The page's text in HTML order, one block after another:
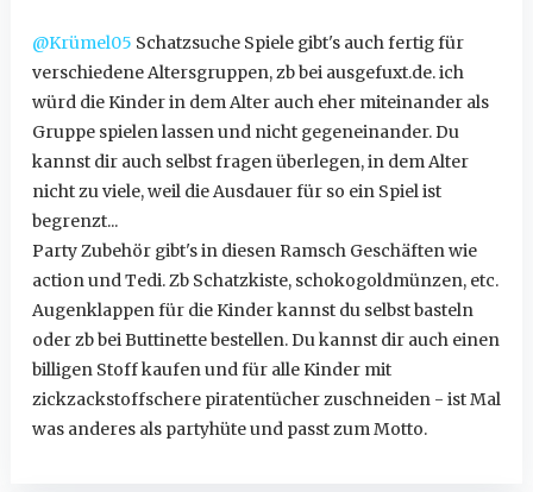
@Krümel05 Schatzsuche Spiele gibt's auch fertig für
verschiedene Altersgruppen, zb bei ausgefuxt.de. ich
würd die Kinder in dem Alter auch eher miteinander als
Gruppe spielen lassen und nicht gegeneinander. Du
kannst dir auch selbst fragen überlegen, in dem Alter
nicht zu viele, weil die Ausdauer für so ein Spiel ist
begrenzt...
Party Zubehör gibt's in diesen Ramsch Geschäften wie
action und Tedi. Zb Schatzkiste, schokogoldmünzen, etc.
Augenklappen für die Kinder kannst du selbst basteln
oder zb bei Buttinette bestellen. Du kannst dir auch einen
billigen Stoff kaufen und für alle Kinder mit
zickzackstoffschere piratentücher zuschneiden - ist Mal
was anderes als partyhüte und passt zum Motto.